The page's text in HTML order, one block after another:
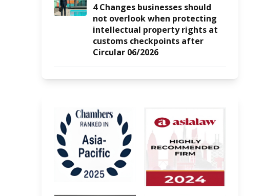
4 Changes businesses should
not overlook when protecting
intellectual property rights at
customs checkpoints after
Circular 06/2026